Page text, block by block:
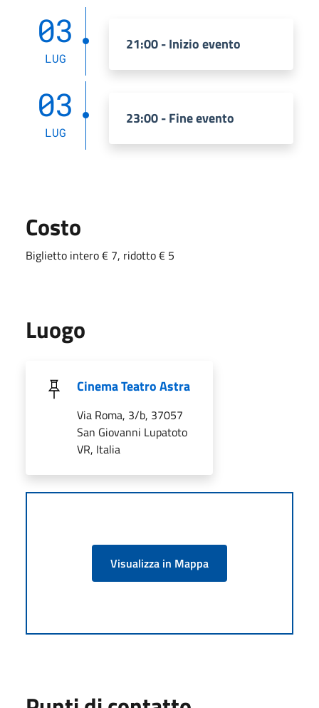
03
LUG
21:00 - Inizio evento
03
LUG
23:00 - Fine evento
Costo
Biglietto intero € 7, ridotto € 5
Luogo
Cinema Teatro Astra
Via Roma, 3/b, 37057
San Giovanni Lupatoto
VR, Italia
Visualizza in Mappa